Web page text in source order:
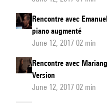
Rencontre avec
piano augmenté
June 12, 2017 02 min
Rencontre avec
Version
June 12, 2017 02 min